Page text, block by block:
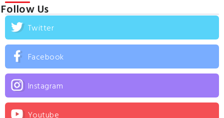
Follow Us
Twitter
Facebook
Instagram
Youtube